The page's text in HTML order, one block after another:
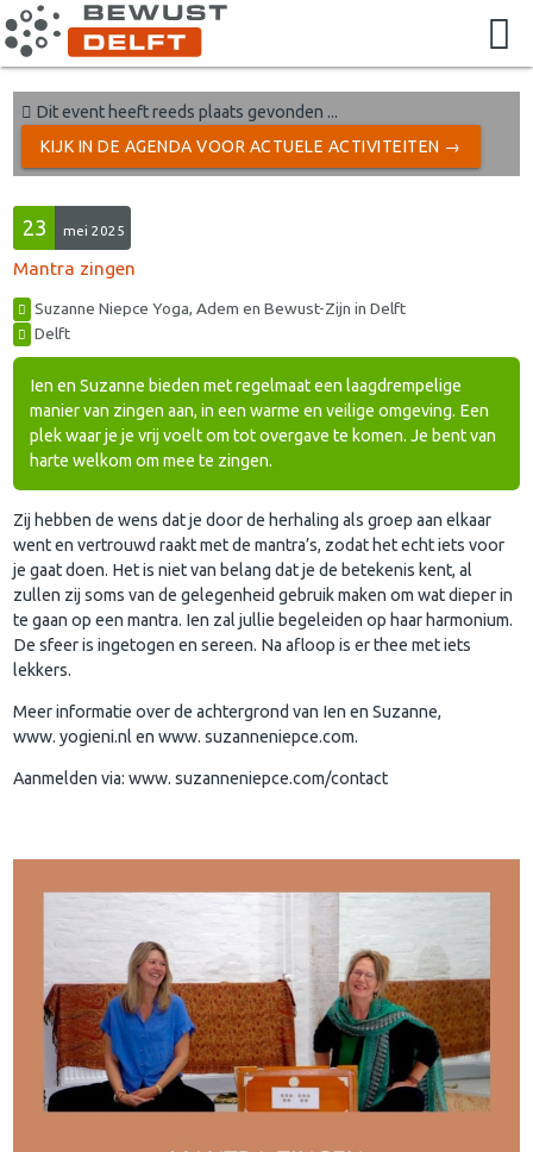
Dit event heeft reeds plaats gevonden ...
KIJK IN DE AGENDA VOOR ACTUELE ACTIVITEITEN →
23 mei 2025
Mantra zingen
Suzanne Niepce Yoga, Adem en Bewust-Zijn in Delft
Delft
Ien en Suzanne bieden met regelmaat een laagdrempelige
manier van zingen aan, in een warme en veilige omgeving. Een
plek waar je je vrij voelt om tot overgave te komen. Je bent van
harte welkom om mee te zingen.
Zij hebben de wens dat je door de herhaling als groep aan elkaar
went en vertrouwd raakt met de mantra’s, zodat het echt iets voor
je gaat doen. Het is niet van belang dat je de betekenis kent, al
zullen zij soms van de gelegenheid gebruik maken om wat dieper in
te gaan op een mantra. Ien zal jullie begeleiden op haar harmonium.
De sfeer is ingetogen en sereen. Na afloop is er thee met iets
lekkers.
Meer informatie over de achtergrond van Ien en Suzanne,
www. yogieni.nl en www. suzanneniepce.com.
Aanmelden via: www. suzanneniepce.com/contact